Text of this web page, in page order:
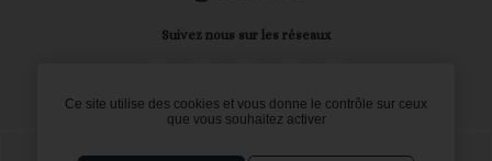
Suivez nous sur les réseaux
Ce site utilise des cookies et vous donne le contrôle sur ceux
que vous souhaitez activer